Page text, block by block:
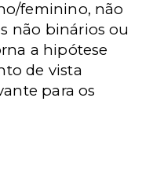
feminino, não
não binários ou
a hipótese
de vista
para os